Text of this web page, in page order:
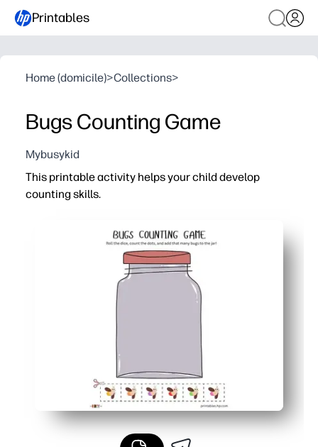
Printables
Home (domicile)>Collections>
Bugs Counting Game
Mybusykid
This printable activity helps your child develop
counting skills.